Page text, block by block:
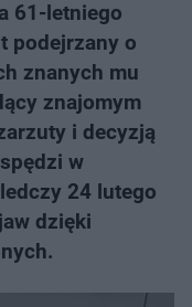
61-letniego
podejrzany o
znanych mu
znajomym
i decyzją
w
24 lutego
dzięki